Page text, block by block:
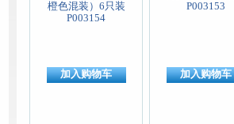
橙色混装）6只装
P003154
加入购物车
P003153
加入购物车